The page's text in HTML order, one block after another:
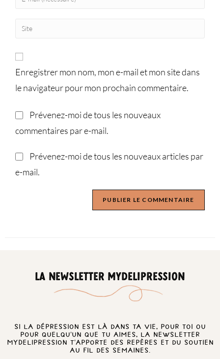
Enregistrer mon nom, mon e-mail et mon site dans
le navigateur pour mon prochain commentaire.
Prévenez-moi de tous les nouveaux
commentaires par e-mail.
Prévenez-moi de tous les nouveaux articles par
e-mail.
LA NEWSLETTER MYDELIPRESSION
Si la dépression est là dans ta vie, pour toi ou
pour quelqu’un que tu aimes, la newsletter
MyDelipression t’apporte des repères et du soutien
au fil des semaines.